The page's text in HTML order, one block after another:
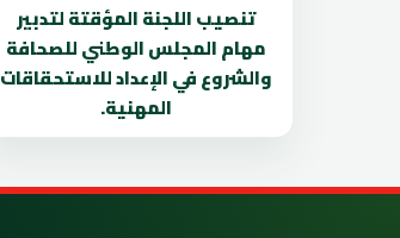
تنصيب اللجنة المؤقتة لتدبير
مهام المجلس الوطني للصحافة
والشروع في الإعداد للاستحقاقات
المهنية.